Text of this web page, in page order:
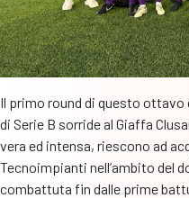
Il primo round di questo ottavo
di Serie B sorride al Giaffa
vera ed intensa, riescono ad
Tecnoimpianti nell’ambito del
combattuta fin dalle prime